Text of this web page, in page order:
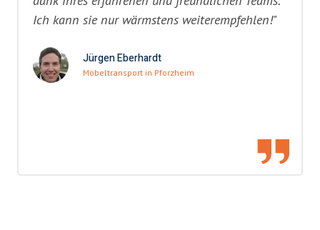
Ich kann sie nur wärmstens weiterempfehlen!"
Jürgen Eberhardt
Möbeltransport in Pforzheim